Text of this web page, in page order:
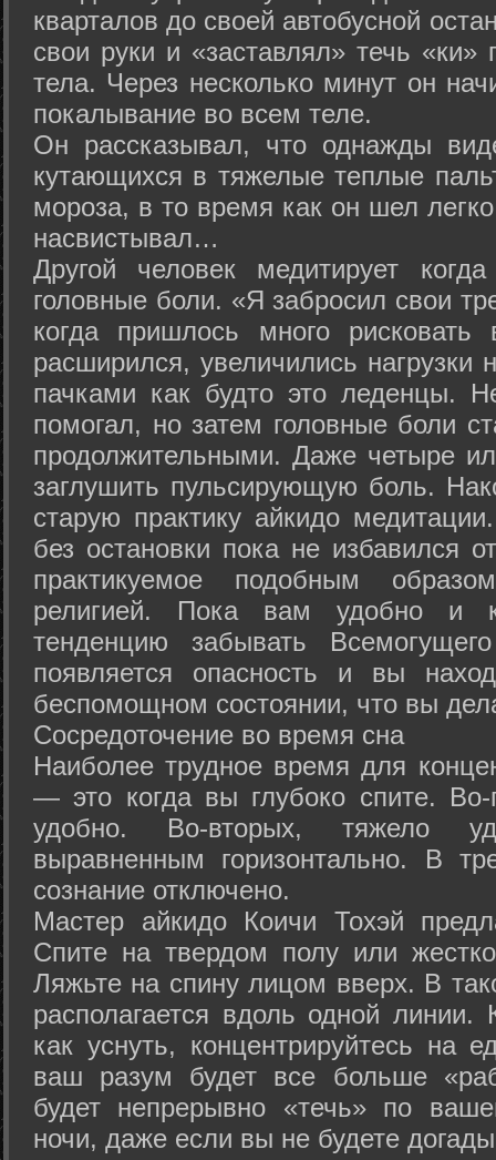
кварталов до своей автобусной
свои руки и «заставлял» течь «ки»
тела. Через несколько минут он
покалывание во всем теле.
Он рассказывал, что однажды
кутающихся в тяжелые теплые
мороза, в то время как он шел
насвистывал…
Другой человек медитирует
головные боли. «Я забросил свои
когда пришлось много
расширился, увеличились нагрузки
пачками как будто это леденцы.
помогал, но затем головные боли
продолжительными. Даже четыре
заглушить пульсирующую боль.
старую практику айкидо
без остановки пока не избавился
практикуемое подобным
религией. Пока вам удобно и
тенденцию забывать
появляется опасность и вы
беспомощном состоянии, что вы
Сосредоточение во время сна
Наиболее трудное время для
— это когда вы глубоко спите.
удобно. Во-вторых, тяжело
выравненным горизонтально. В
сознание отключено.
Мастер айкидо Коичи Тохэй
Спите на твердом полу или
Ляжьте на спину лицом вверх. В
располагается вдоль одной
как уснуть, концентрируйтесь на
ваш разум будет все больше
будет непрерывно «течь» по
ночи, даже если вы не будете